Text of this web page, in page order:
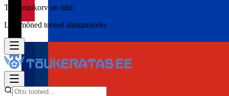
Teie ostukorv on tühi
Lisa mõned tooted alustamiseks